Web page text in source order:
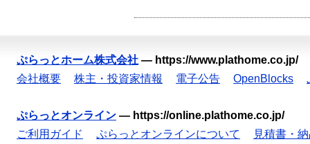
ぷらっとホーム株式会社 — https://www.plathome.co.jp/
会社概要
株主・投資家情報 電子公告 OpenBlocks
ぷらっとオンライン — https://online.plathome.co.jp/
ご利用ガイド
ぷらっとオンラインについて
見積書・